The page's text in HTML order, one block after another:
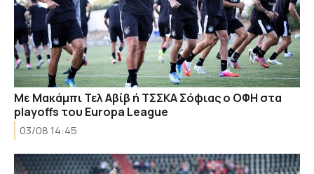
Με Μακάμπι Τελ Αβίβ ή ΤΣΣΚΑ Σόφιας ο ΟΦΗ στα
playoffs του Europa League
03/08 14:45